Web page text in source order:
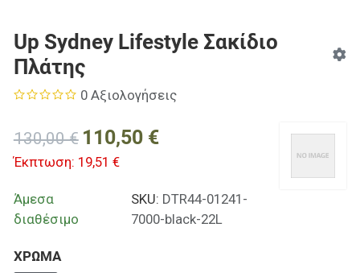
Up Sydney Lifestyle Σακίδιο
Πλάτης
0 Αξιολογήσεις
130,00 € 110,50 €
Έκπτωση: 19,51 €
Άμεσα
διαθέσιμο
SKU: DTR44-01241-
7000-black-22L
ΧΡΩΜΑ